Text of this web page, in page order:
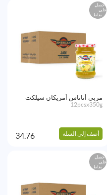
احصل
على
نقاط
مربى أناناس أمريكان سيلكت
12pcsx350g
أضف إلى السلة 34.76
احصل
على
نقاط